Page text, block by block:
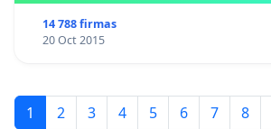
14 788 firmas
20 Oct 2015
1 2 3 4 5 6 7 8